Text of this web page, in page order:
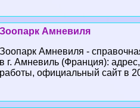
Зоопарк Амневиля
Зоопарк Амневиля -
в г. Амневиль (Франция):
работы, официальный сайт в